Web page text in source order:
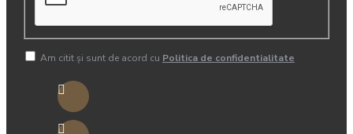
Am citit şi sunt de acord cu Politica de confidentialitate